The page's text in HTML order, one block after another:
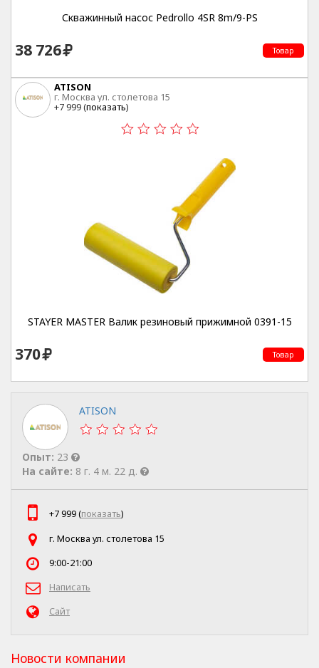
Скважинный насос Pedrollo 4SR 8m/9-PS
38 726 Товар
ATISON
г. Москва ул. столетова 15
+7 999 (показать)
STAYER MASTER Валик резиновый прижимной 0391-15
370 Товар
ATISON
Опыт: 23
На сайте: 8 г. 4 м. 22 д.
+7 999 (показать)
г. Москва ул. столетова 15
9:00-21:00
Написать
Сайт
Новости компании